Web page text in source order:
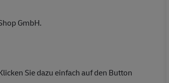
GmbH.
Sie dazu einfach auf den Button